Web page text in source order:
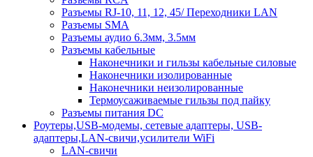
Разъемы RJ-10, 11, 12, 45/ Переходники LAN
Разъемы SMA
Разъемы аудио 6.3мм, 3.5мм
Разъемы кабельные
Наконечники и гильзы кабельные силовые
Наконечники изолированные
Наконечники неизолированные
Термоусаживаемые гильзы под пайку
Разъемы питания DC
Роутеры,USB-модемы, сетевые адаптеры, USB-
адаптеры,LAN-свичи,усилители WiFi
LAN-свичи